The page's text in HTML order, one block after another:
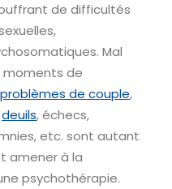
de difficultés
Mal
moments de
problèmes de couple,
deuils, échecs,
etc. sont autant
amener à la
psychothérapie.